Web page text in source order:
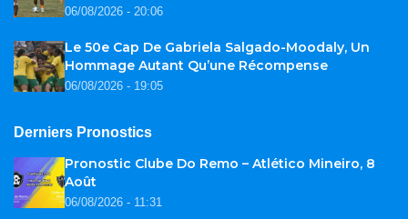
06/08/2026 - 20:06
Le 50e Cap De Gabriela Salgado-Moodaly, Un
Hommage Autant Qu’une Récompense
06/08/2026 - 19:05
Derniers Pronostics
Pronostic Clube Do Remo – Atlético Mineiro, 8
Août
06/08/2026 - 11:31